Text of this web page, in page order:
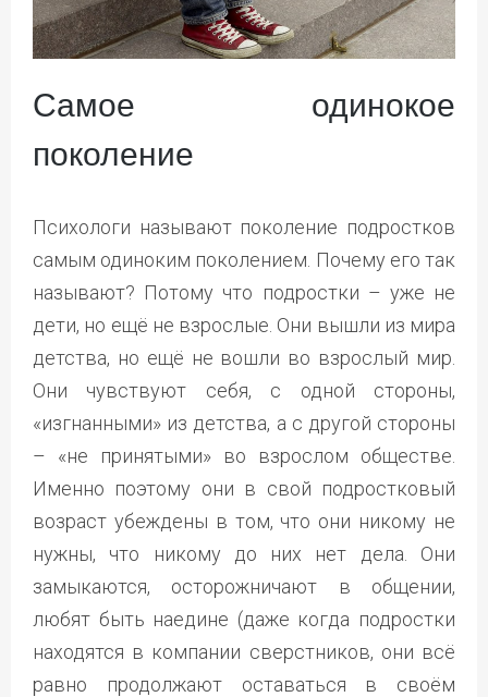
Самое одинокое
поколение
Психологи называют поколение подростков
самым одиноким поколением. Почему его так
называют? Потому что подростки – уже не
дети, но ещё не взрослые. Они вышли из мира
детства, но ещё не вошли во взрослый мир.
Они чувствуют себя, с одной стороны,
«изгнанными» из детства, а с другой стороны
– «не принятыми» во взрослом обществе.
Именно поэтому они в свой подростковый
возраст убеждены в том, что они никому не
нужны, что никому до них нет дела. Они
замыкаются, осторожничают в общении,
любят быть наедине (даже когда подростки
находятся в компании сверстников, они всё
равно продолжают оставаться в своём